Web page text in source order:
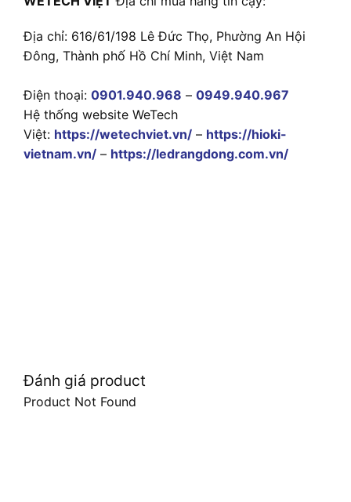
Địa chỉ: 616/61/198 Lê Đức Thọ, Phường An Hội
Đông, Thành phố Hồ Chí Minh, Việt Nam
Điện thoại: 0901.940.968 – 0949.940.967
Hệ thống website WeTech
Việt: https://wetechviet.vn/ – https://hioki-
vietnam.vn/ – https://ledrangdong.com.vn/
Đánh giá product
Product Not Found